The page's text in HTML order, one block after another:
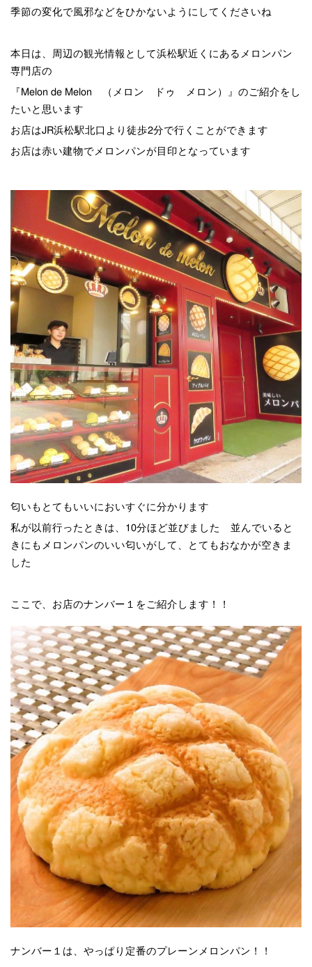
季節の変化で風邪などをひかないようにしてくださいね
本日は、周辺の観光情報として浜松駅近くにあるメロンパン
専門店の
『Melon de Melon （メロン ドゥ メロン）』のご紹介をし
たいと思います
お店はJR浜松駅北口より徒歩2分で行くことができます
お店は赤い建物でメロンパンが目印となっています
匂いもとてもいいにおいすぐに分かります
私が以前行ったときは、10分ほど並びました 並んでいると
きにもメロンパンのいい匂いがして、とてもおなかが空きま
した
ここで、お店のナンバー１をご紹介します！！
ナンバー１は、やっぱり定番のプレーンメロンパン！！